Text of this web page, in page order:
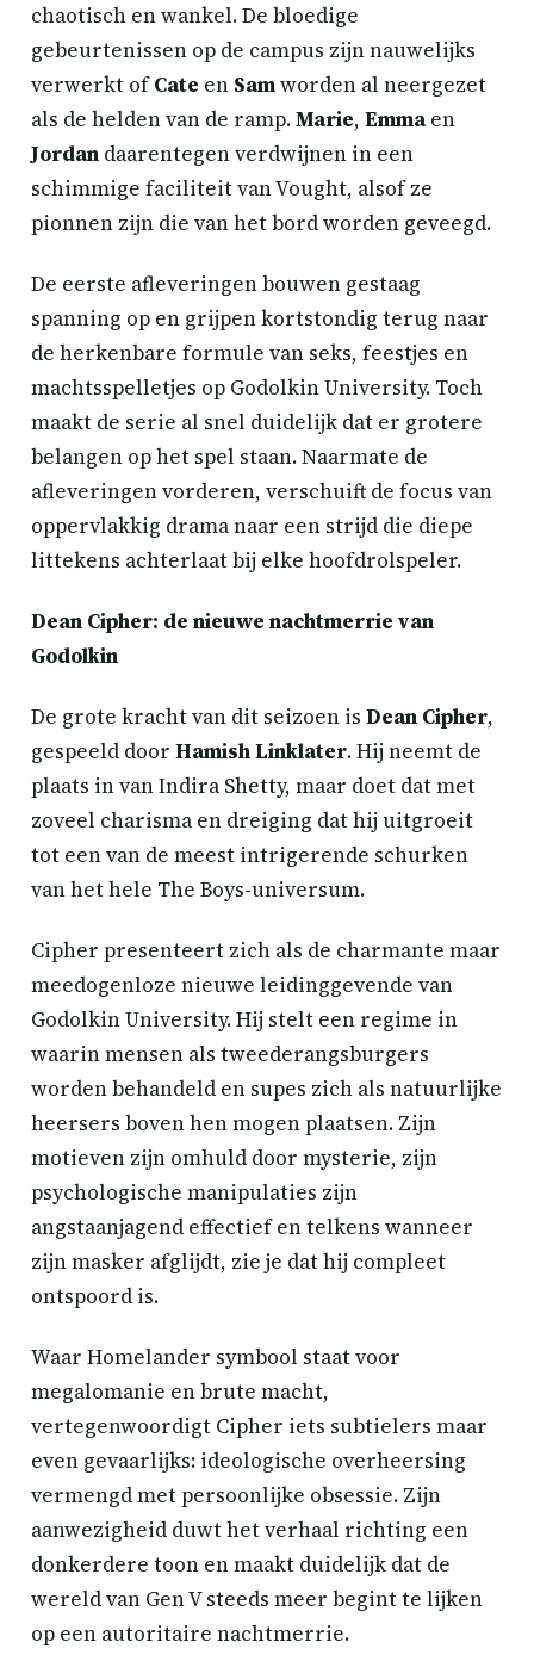
chaotisch en wankel. De bloedige
gebeurtenissen op de campus zijn nauwelijks
verwerkt ofCate en Samworden al neergezet
als de helden van de ramp.Marie, Emmaen
Jordan daarentegen verdwijnen in een
schimmige faciliteit van Vought, alsof ze
pionnen zijn die van het bord worden geveegd.
De eerste afleveringen bouwen gestaag
spanning op en grijpen kortstondig terug naar
de herkenbare formule van seks, feestjes en
machtsspelletjes op Godolkin University. Toch
maakt de serie al snel duidelijk dat er grotere
belangen op het spel staan. Naarmate de
afleveringen vorderen, verschuift de focus van
oppervlakkig drama naar een strijd die diepe
littekens achterlaat bij elke hoofdrolspeler.
Dean Cipher: de nieuwe nachtmerrie van
Godolkin
De grote kracht van dit seizoen is Dean Cipher,
gespeeld door Hamish Linklater. Hij neemt de
plaats in van Indira Shetty, maar doet dat met
zoveel charisma en dreiging dat hij uitgroeit
tot een van de meest intrigerende schurken
van het hele The Boys-universum.
Cipher presenteert zich als de charmante maar
meedogenloze nieuwe leidinggevende van
Godolkin University. Hij stelt een regime in
waarin mensen als tweederangsburgers
worden behandeld en supes zich als natuurlijke
heersers boven hen mogen plaatsen. Zijn
motieven zijn omhuld door mysterie, zijn
psychologische manipulaties zijn
angstaanjagend effectief en telkens wanneer
zijn masker afglijdt, zie je dat hij compleet
ontspoord is.
Waar Homelander symbool staat voor
megalomanie en brute macht,
vertegenwoordigt Cipher iets subtielers maar
even gevaarlijks: ideologische overheersing
vermengd met persoonlijke obsessie. Zijn
aanwezigheid duwt het verhaal richting een
donkerdere toon en maakt duidelijk dat de
wereld van Gen V steeds meer begint te lijken
op een autoritaire nachtmerrie.